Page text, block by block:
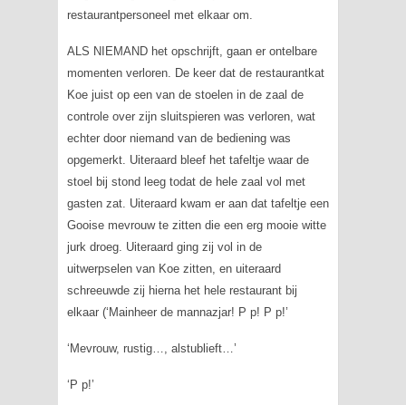
restaurantpersoneel met elkaar om.
ALS NIEMAND het opschrijft, gaan er ontelbare
momenten verloren. De keer dat de restaurantkat
Koe juist op een van de stoelen in de zaal de
controle over zijn sluitspieren was verloren, wat
echter door niemand van de bediening was
opgemerkt. Uiteraard bleef het tafeltje waar de
stoel bij stond leeg todat de hele zaal vol met
gasten zat. Uiteraard kwam er aan dat tafeltje een
Gooise mevrouw te zitten die een erg mooie witte
jurk droeg. Uiteraard ging zij vol in de
uitwerpselen van Koe zitten, en uiteraard
schreeuwde zij hierna het hele restaurant bij
elkaar (‘Mainheer de mannazjar! P p! P p!’
‘Mevrouw, rustig…, alstublieft…’
‘P p!’